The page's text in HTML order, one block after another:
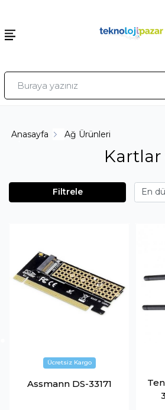
Kartlar
Anasayfa Ağ Ürünleri
Filtrele
Assmann DS-33171